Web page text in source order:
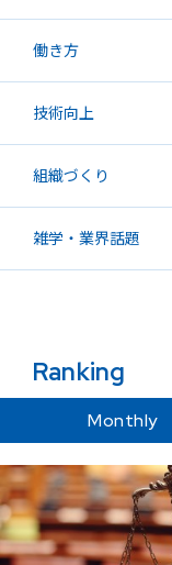
働き方
技術向上
組織づくり
雑学・業界話題
Ranking
Monthly